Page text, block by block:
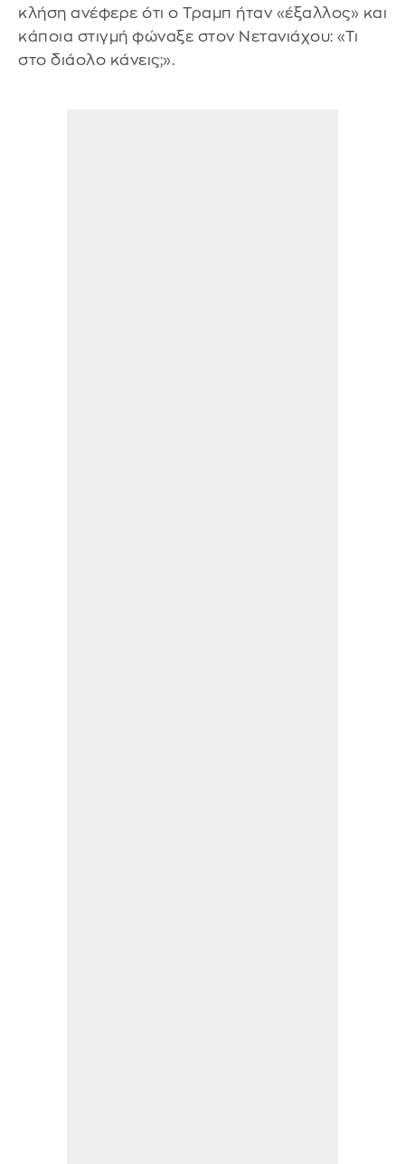
κλήση ανέφερε ότι ο Τραμπ ήταν «έξαλλος» και
κάποια στιγμή φώναξε στον Νετανιάχου: «Τι
στο διάολο κάνεις;».